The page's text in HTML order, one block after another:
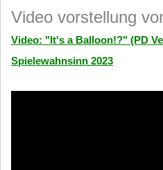
Video vorstellung
Video: "It's a Balloon!?" (PD
Spielewahnsinn 2023